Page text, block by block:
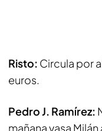
Risto: Circula por
euros.
Pedro J. Ramírez:
mañana vasa